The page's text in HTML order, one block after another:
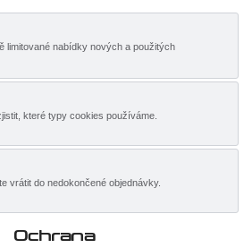
limitované nabídky nových a použitých
které typy cookies používáme.
vrátit do nedokončené objednávky.
Ochrana